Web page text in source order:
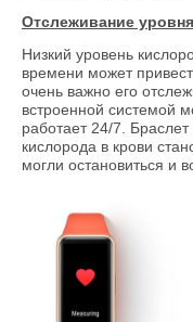
Отслеживание
Низкий уровень
времени может
очень важно его
встроенной системой
работает 24/7.
кислорода в крови
могли остановиться и